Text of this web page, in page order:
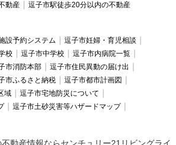
動産
逗子市駅徒歩20分以内の不動産
設予約システム
逗子市妊婦・育児相談
校 逗子市中学校
逗子市内病院一覧
市消防本部
逗子市住民異動の届け出
市ふるさと納税
逗子市都市計画図
域
逗子市宅地防災について
逗子市土砂災害等ハザードマップ